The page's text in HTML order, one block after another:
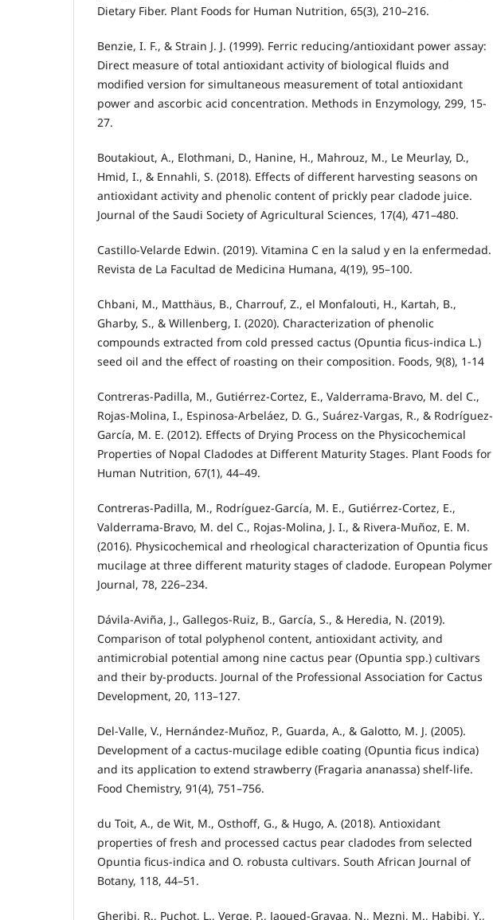
Dietary Fiber. Plant Foods for Human Nutrition, 65(3), 210–216.
Benzie, I. F., & Strain J. J. (1999). Ferric reducing/antioxidant power assay:
Direct measure of total antioxidant activity of biological fluids and
modified version for simultaneous measurement of total antioxidant
power and ascorbic acid concentration. Methods in Enzymology, 299, 15-
27.
Boutakiout, A., Elothmani, D., Hanine, H., Mahrouz, M., Le Meurlay, D.,
Hmid, I., & Ennahli, S. (2018). Effects of different harvesting seasons on
antioxidant activity and phenolic content of prickly pear cladode juice.
Journal of the Saudi Society of Agricultural Sciences, 17(4), 471–480.
Castillo-Velarde Edwin. (2019). Vitamina C en la salud y en la enfermedad.
Revista de La Facultad de Medicina Humana, 4(19), 95–100.
Chbani, M., Matthäus, B., Charrouf, Z., el Monfalouti, H., Kartah, B.,
Gharby, S., & Willenberg, I. (2020). Characterization of phenolic
compounds extracted from cold pressed cactus (Opuntia ficus-indica L.)
seed oil and the effect of roasting on their composition. Foods, 9(8), 1-14
Contreras-Padilla, M., Gutiérrez-Cortez, E., Valderrama-Bravo, M. del C.,
Rojas-Molina, I., Espinosa-Arbeláez, D. G., Suárez-Vargas, R., & Rodríguez-
García, M. E. (2012). Effects of Drying Process on the Physicochemical
Properties of Nopal Cladodes at Different Maturity Stages. Plant Foods for
Human Nutrition, 67(1), 44–49.
Contreras-Padilla, M., Rodríguez-García, M. E., Gutiérrez-Cortez, E.,
Valderrama-Bravo, M. del C., Rojas-Molina, J. I., & Rivera-Muñoz, E. M.
(2016). Physicochemical and rheological characterization of Opuntia ficus
mucilage at three different maturity stages of cladode. European Polymer
Journal, 78, 226–234.
Dávila-Aviña, J., Gallegos-Ruiz, B., García, S., & Heredia, N. (2019).
Comparison of total polyphenol content, antioxidant activity, and
antimicrobial potential among nine cactus pear (Opuntia spp.) cultivars
and their by-products. Journal of the Professional Association for Cactus
Development, 20, 113–127.
Del-Valle, V., Hernández-Muñoz, P., Guarda, A., & Galotto, M. J. (2005).
Development of a cactus-mucilage edible coating (Opuntia ficus indica)
and its application to extend strawberry (Fragaria ananassa) shelf-life.
Food Chemistry, 91(4), 751–756.
du Toit, A., de Wit, M., Osthoff, G., & Hugo, A. (2018). Antioxidant
properties of fresh and processed cactus pear cladodes from selected
Opuntia ficus-indica and O. robusta cultivars. South African Journal of
Botany, 118, 44–51.
Gheribi, R., Puchot, L., Verge, P., Jaoued-Grayaa, N., Mezni, M., Habibi, Y.,